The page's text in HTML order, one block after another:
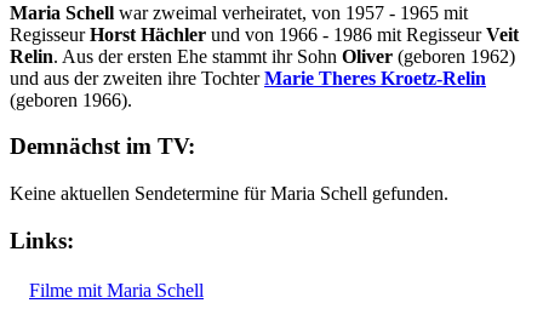
Maria Schell war zweimal verheiratet, von 1957 - 1965 mit
RegisseurHorst Hächler und von 1966 - 1986 mit RegisseurVeit
Relin. Aus der ersten Ehe stammt ihr Sohn Oliver (geboren 1962)
und aus der zweiten ihre TochterMarie Theres Kroetz-Relin
(geboren 1966).
Demnächst im TV:
Keine aktuellen Sendetermine für Maria Schell gefunden.
Links:
Filme mit Maria Schell